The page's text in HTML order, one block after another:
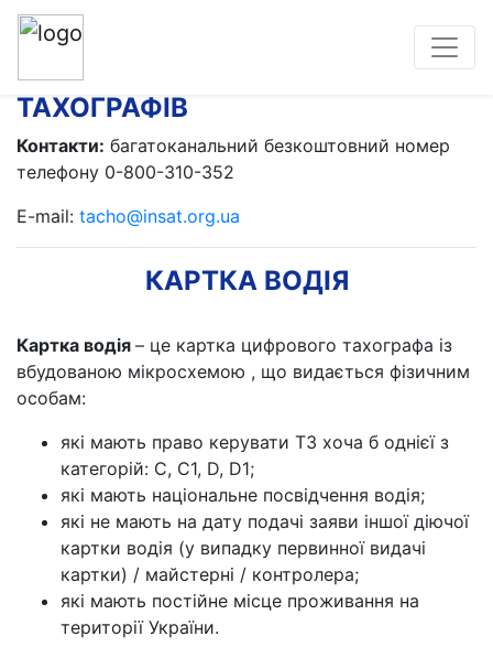
КАРТКИ ДЛЯ ЦИФРОВИХ
ТАХОГРАФІВ
Контакти: багатоканальний безкоштовний номер
телефону 0-800-310-352
E-mail: tacho@insat.org.ua
КАРТКА ВОДІЯ
Картка водія – це картка цифрового тахографа із
вбудованою мікросхемою , що видається фізичним
особам:
які мають право керувати ТЗ хоча б однієї з
категорій: С, С1, D, D1;
які мають національне посвідчення водія;
які не мають на дату подачі заяви іншої діючої
картки водія (у випадку первинної видачі
картки) / майстерні / контролера;
які мають постійне місце проживання на
території України.